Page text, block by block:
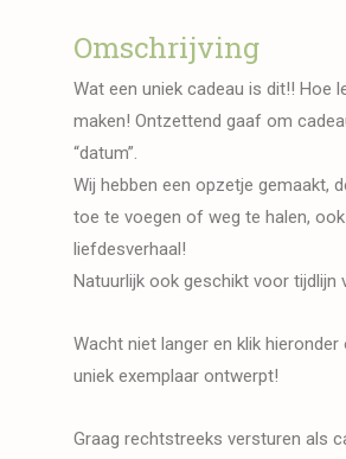
Omschrijving
Wat een uniek cadeau is dit!! Hoe
maken! Ontzettend gaaf om
“datum”.
Wij hebben een opzetje gemaakt,
toe te voegen of weg te halen,
liefdesverhaal!
Natuurlijk ook geschikt voor tijdlijn
Wacht niet langer en klik
uniek exemplaar ontwerpt!
Graag rechtstreeks versturen als